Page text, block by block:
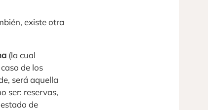
existe otra
(la cual
de los
será aquella
ser: reservas,
de